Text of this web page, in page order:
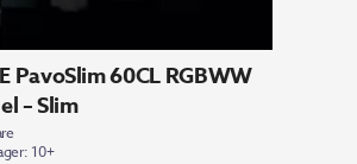
PavoSlim 60CL RGBWW
– Slim
10+